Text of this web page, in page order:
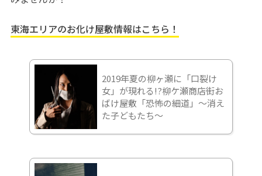
東海エリアのお化け屋敷情報はこちら！
2019年夏の柳ヶ瀬に「口裂け
女」が現れる!?柳ケ瀬商店街お
ばけ屋敷「恐怖の細道」～消え
た子どもたち～